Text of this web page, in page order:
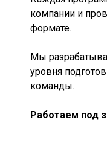
компании и
формате.
Мы
уровня
команды.
Работаем под